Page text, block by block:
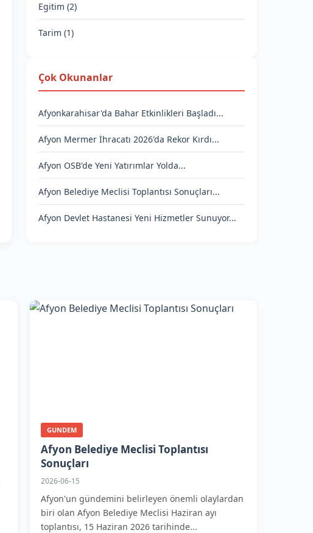
Egitim (2)
Tarim (1)
Çok Okunanlar
Afyonkarahisar'da Bahar Etkinlikleri Başladı...
Afyon Mermer İhracatı 2026'da Rekor Kırdı...
Afyon OSB'de Yeni Yatırımlar Yolda...
Afyon Belediye Meclisi Toplantısı Sonuçları...
Afyon Devlet Hastanesi Yeni Hizmetler Sunuyor...
GUNDEM
Afyon Belediye Meclisi Toplantısı
Sonuçları
2026-06-15
Afyon'un gündemini belirleyen önemli olaylardan
biri olan Afyon Belediye Meclisi Haziran ayı
toplantısı, 15 Haziran 2026 tarihinde...